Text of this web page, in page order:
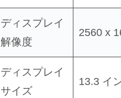
ディスプレイ
解像度
2560 x
ディスプレイ
サイズ
13.3 イ